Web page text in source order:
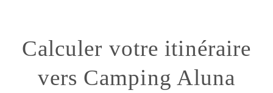
Calculer votre itinéraire
vers Camping Aluna